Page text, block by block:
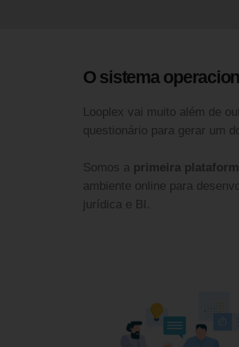
O sistema
Looplex vai muito além de
questionário para gerar um
Somos a primeira
ambiente online para
jurídica e BI.